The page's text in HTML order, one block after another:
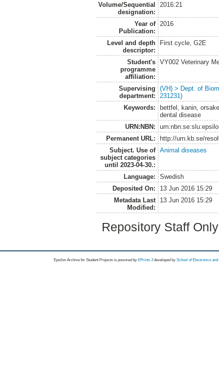
Volume/Sequential
designation:
2016:21
Year of
Publication:
2016
Level and depth
descriptor:
First cycle, G2E
Student's
programme
affiliation:
VY002 Veterinary
Supervising
department:
(VH) > Dept. of
231231)
Keywords:
bettfel, kanin,
dental disease
URN:NBN:
Permanent URL:
http://urn.kb.se/
Subject. Use of
subject categories
until 2023-04-30.:
Animal diseases
Language:
Swedish
Deposited On:
13 Jun 2016 15:29
Metadata Last
Modified:
13 Jun 2016 15:29
Repository Staff
Epsilon Archive for Student Projects is powored byEPrints 3 developed by School of Electronics